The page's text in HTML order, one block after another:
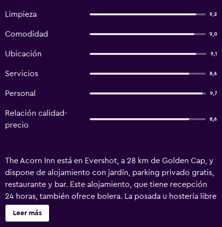
Limpieza 9,2
Comodidad 9,0
Ubicación 9,1
Servicios 8,6
Personal 9,7
Relación calidad-
precio
8,6
The Acorn Inn está en Evershot, a 28 km de Golden Cap, y
dispone de alojamiento con jardín, parking privado gratis,
restaurante y bar. Este alojamiento, que tiene recepción
24 horas, también ofrece bolera. La posada u hostería libre
de humo dispone de wifi gratis en todo el alojamiento. La
posada u hostería ofrece barbacoa. Se puede jugar a los
Leer más